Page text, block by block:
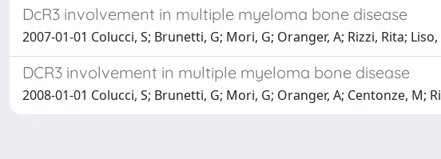
DcR3 involvement in multiple myeloma bone disease
2007-01-01 Colucci, S; Brunetti, G; Mori, G; Oranger, A; Rizzi, Rita;
DCR3 involvement in multiple myeloma bone disease
2008-01-01 Colucci, S; Brunetti, G; Mori, G; Oranger, A; Centonze, M;